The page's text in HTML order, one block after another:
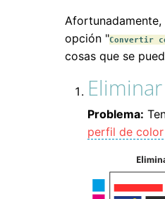
opción "Convertir
cosas que se
Problema:
perfil de color